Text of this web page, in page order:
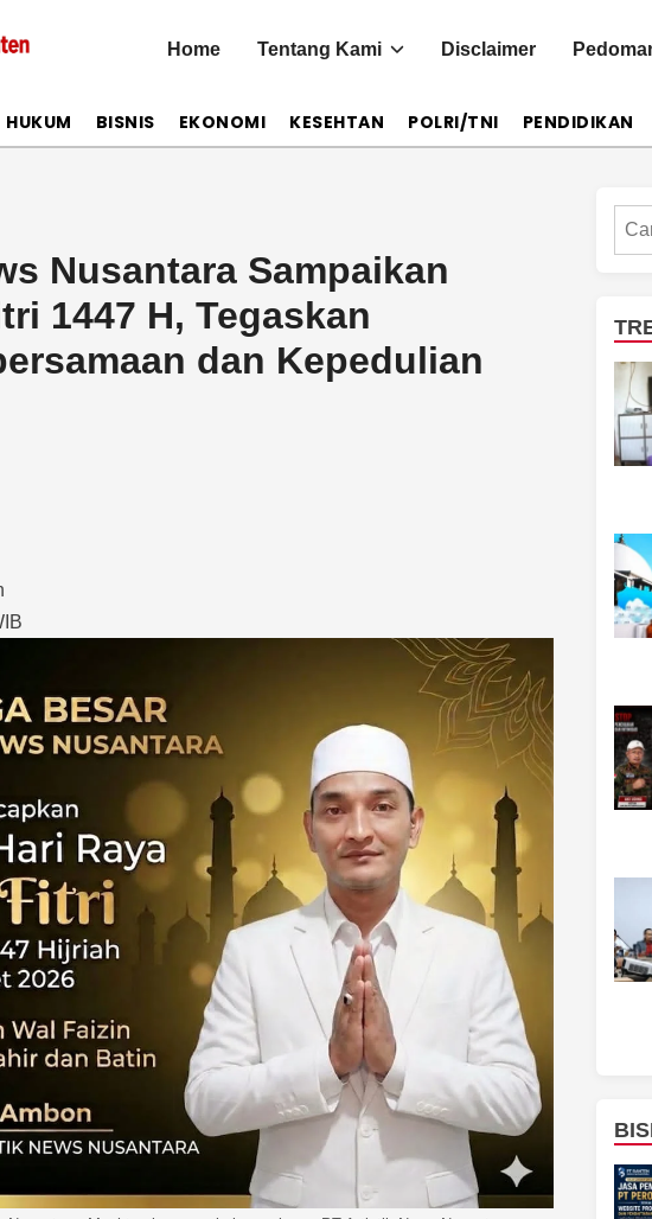
Home Tentang Kami Disclaimer
HUKUM BISNIS EKONOMI KESEHTAN POLRI/TNI PENDIDIKAN
Nusantara Sampaikan
1447 H, Tegaskan
dan Kepedulian
Cari